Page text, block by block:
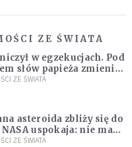
ZE ŚWIATA
w egzekucjach. Pod
słów papieża zmienił
ZE ŚWIATA
asteroida zbliży się do
uspokaja: nie ma
ZE ŚWIATA